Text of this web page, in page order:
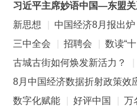
习近平主席妙语中国—东盟
新思想
中国经济8月报出炉
三中全会
招聘会 数读“
古城古街如何焕发新活力？
8月中国经济数据折射政策效
数字化赋能
好评中国 万